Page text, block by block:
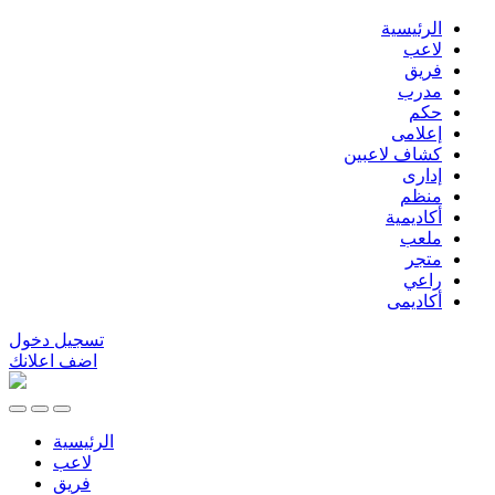
الرئيسية
لاعب
فريق
مدرب
حكم
إعلامى
كشاف لاعبين
إدارى
منظم
أكاديمية
ملعب
متجر
راعي
أكاديمى
تسجيل دخول
اضف اعلانك
الرئيسية
لاعب
فريق